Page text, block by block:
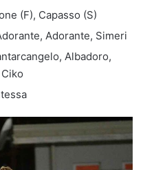
(F), Capasso (S)
Adorante, Simeri
Albadoro,